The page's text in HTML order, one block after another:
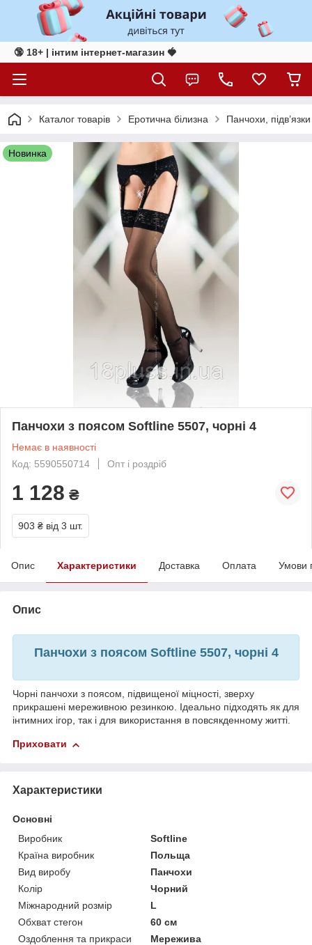
🔞 18+ | інтим інтернет-магазин 🍓
Каталог товарів Еротична білизна Панчохи,
Новинка
Панчохи з поясом Softline 5507, чорні 4
Немає в наявності
Код: 5590550714
Опт і роздріб
1 128 ₴
903 ₴ від 3 шт.
Опис Характеристики Доставка Оплата Умови
Опис
Панчохи з поясом Softline 5507, чорні 4
Чорні панчохи з поясом, підвищеної міцності, зверху
прикрашені мереживною резинкою. Ідеально підходять як для
інтимних ігор, так і для використання в повсякденному житті.
Приховати
Характеристики
Основні
Виробник
Softline
Країна виробник
Польща
Вид виробу
Панчохи
Колір
Чорний
Міжнародний розмір
L
Обхват стегон
60 см
Оздоблення та прикраси
Мережива